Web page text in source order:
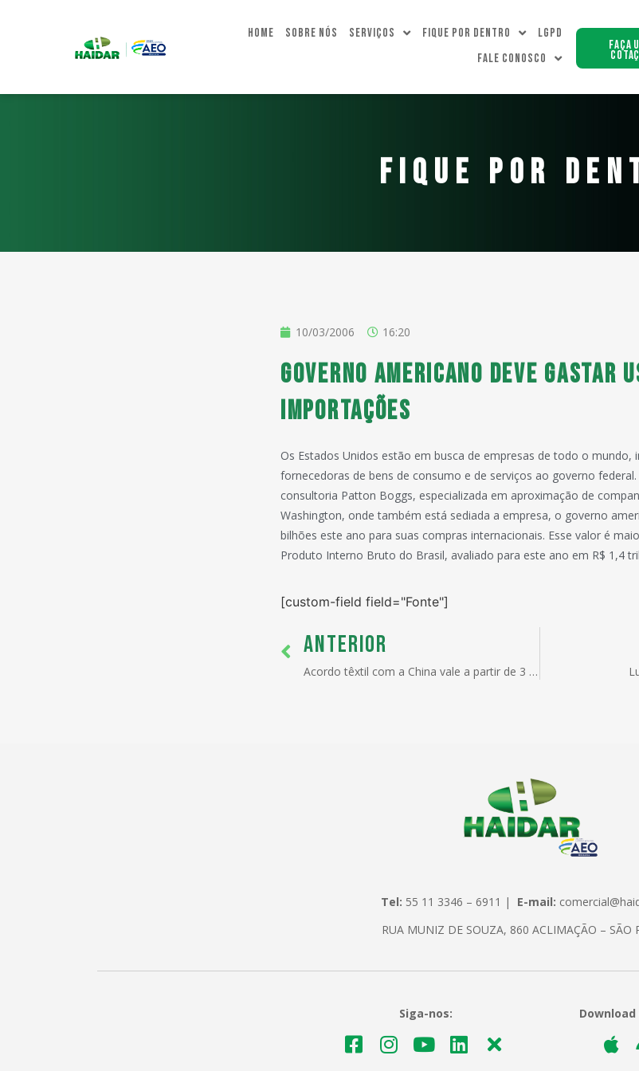
Home Sobre Nós Serviços Fique Por dentro
LGPD
Fale Conosco
Faça
FIQUE POR
10/03/2006 16:20
Governo americano deve gastar
importações
Os Estados Unidos estão em busca de empresas de todo o mundo,
fornecedoras de bens de consumo e de serviços ao governo
consultoria Patton Boggs, especializada em aproximação de
Washington, onde também está sediada a empresa, o governo
bilhões este ano para suas compras internacionais. Esse valor é
Produto Interno Bruto do Brasil, avaliado para este ano em R$ 1,4
[custom-field field="Fonte"]
ANTERIOR
Acordo têxtil com a China vale a partir de 3 de abril
Tel: 55 11 3346 – 6911 | E-mail:
RUA MUNIZ DE SOUZA, 860 ACLIMAÇÃO – SÃO
Siga-nos: Download